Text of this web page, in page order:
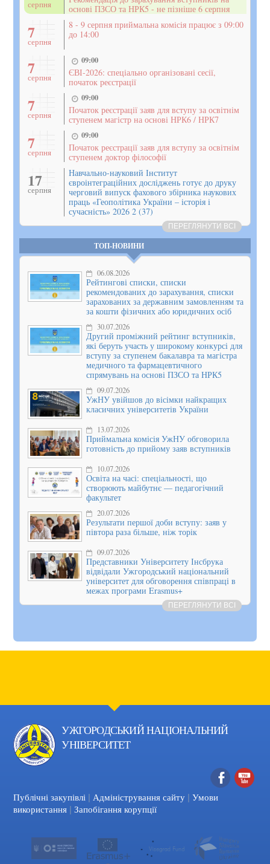
серпня
основі ПЗСО та НРК5 - не пізніше 6 серпня
7
серпня
8 - 9 серпня приймальна комісія працює з 09:00
до 14:00
7
серпня
09:00
ЄВІ-2026: спеціально організовані сесії,
початок реєстрації
7
серпня
09:00
Початок реєстрації заяв для вступу за освітнім
ступенем магістр на основі НРК6 / НРК7
7
серпня
09:00
Початок реєстрації заяв для вступу за освітнім
ступенем доктор філософії
17
серпня
Навчально-науковий Інститут
євроінтеграційних досліджень готує до друку
черговий випуск фахового збірника наукових
праць «Геополітика України – історія і
сучасність» 2026 2 (37)
ПЕРЕГЛЯНУТИ ВСІ
ТОП-НОВИНИ
06.08.2026
Рейтингові списки, списки
рекомендованих до зарахування, списки
зарахованих за державним замовленням та
за кошти фізичних або юридичних осіб
30.07.2026
Другий проміжний рейтинг вступників,
які беруть участь у широкому конкурсі для
вступу за ступенем бакалавра та магістра
медичного та фармацевтичного
спрямувань на основі ПЗСО та НРК5
09.07.2026
УжНУ увійшов до вісімки найкращих
класичних університетів України
13.07.2026
Приймальна комісія УжНУ обговорила
готовність до прийому заяв вступників
10.07.2026
Освіта на часі: спеціальності, що
створюють майбутнє — педагогічний
факультет
20.07.2026
Результати першої доби вступу: заяв у
півтора раза більше, ніж торік
09.07.2026
Представники Університету Інсбрука
відвідали Ужгородський національний
університет для обговорення співпраці в
межах програми Erasmus+
ПЕРЕГЛЯНУТИ ВСІ
УЖГОРОДСЬКИЙ НАЦІОНАЛЬНИЙ
УНІВЕРСИТЕТ
Facebook
Публічні закупівлі | Адміністрування сайту | Умови
використання | Запобігання корупції